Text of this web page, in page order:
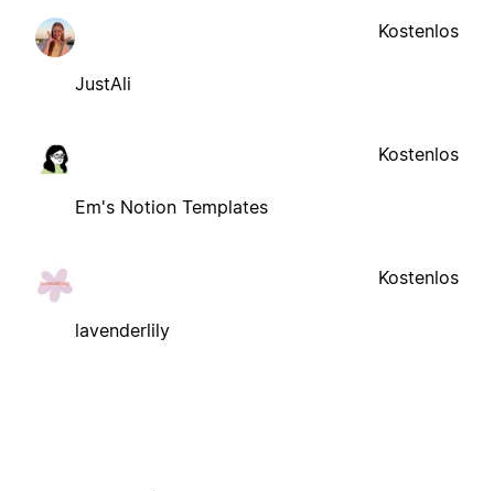
JustAli
Kostenlos
Em's Notion Templates
Kostenlos
lavenderlily
Kostenlos